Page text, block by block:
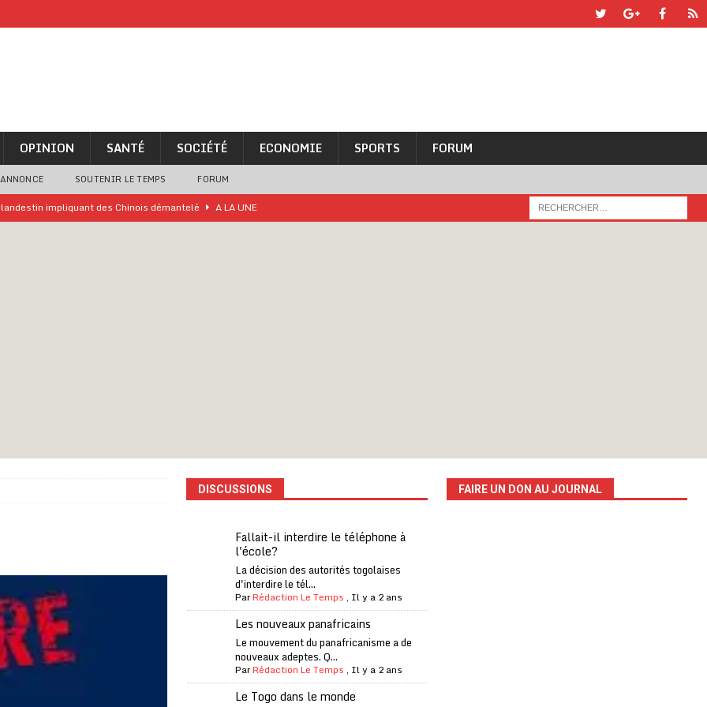
OPINION SANTÉ SOCIÉTÉ ECONOMIE SPORTS FORUM
SOUTENIR LE TEMPS FORUM
impliquant des Chinois démantelé
A LA UNE
A LA UNE
à contre-courant
Aliko Dangote
financière
Bagayoko visé par une plainte d’une asso anticorruption
DISCUSSIONS
Fallait-il interdire le téléphone à
l'école?
La décision des autorités togolaises
d'interdire le tél...
ParRédaction Le Temps , Il y a 2 ans
Les nouveaux panafricains
Le mouvement du panafricanisme a de
nouveaux adeptes. Q...
ParRédaction Le Temps , Il y a 2 ans
Le Togo dans le monde
FAIRE UN DON AU JOURNAL